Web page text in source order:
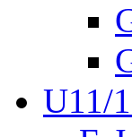
U11/